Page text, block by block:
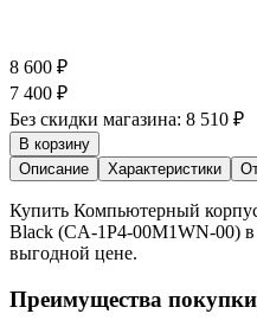
8 600 ₽
7 400 ₽
Без скидки магазина: 8 510 ₽
В корзину
Описание
Характеристики
Купить Компьютерный
Black (CA-1P4-00M1WN-00) в
выгодной цене.
Преимущества